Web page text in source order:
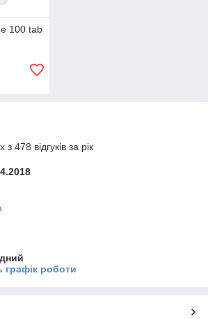
100 tab
478 відгуків за рік
графік роботи